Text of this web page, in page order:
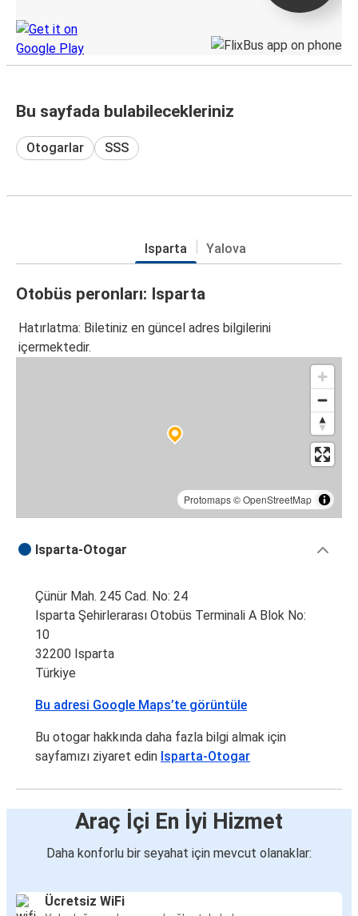
Bu sayfada bulabilecekleriniz
Otogarlar SSS
Isparta Yalova
Otobüs peronları: Isparta
Hatırlatma: Biletiniz en güncel adres bilgilerini
içermektedir.
Protomaps©OpenStreetMap
Isparta-Otogar
Çünür Mah. 245 Cad. No: 24
Isparta Şehirlerarası Otobüs Terminali A Blok No:
10
32200 Isparta
Türkiye
Bu adresi Google Maps’te görüntüle
Bu otogar hakkında daha fazla bilgi almak için
sayfamızı ziyaret edin Isparta-Otogar
Araç İçi En İyi Hizmet
Daha konforlu bir seyahat için mevcut olanaklar:
Ücretsiz WiFi